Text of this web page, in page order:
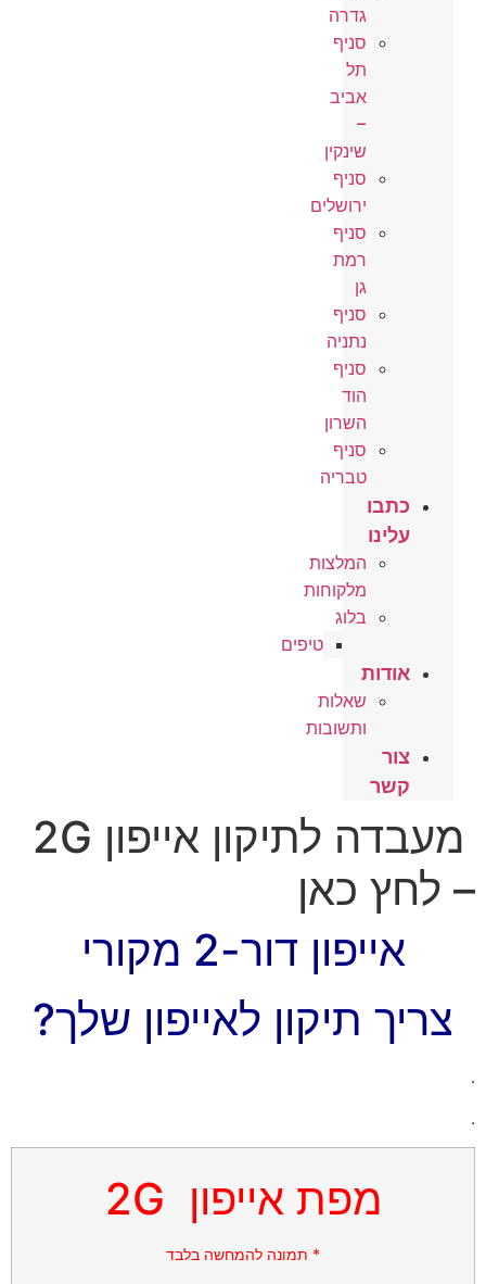
גדרה
סניף
תל
אביב
–
שינקין
סניף
ירושלים
סניף
רמת
גן
סניף
נתניה
סניף
הוד
השרון
סניף
טבריה
כתבו
עלינו
המלצות
מלקוחות
בלוג
טיפים
אודות
שאלות
ותשובות
צור
קשר
מעבדה לתיקון אייפון 2G
– לחץ כאן
אייפון דור-2 מקורי
צריך תיקון לאייפון שלך?
.
.
מפת אייפון 2G
* תמונה להמחשה בלבד